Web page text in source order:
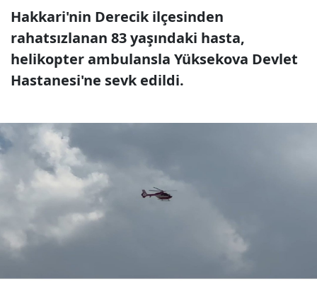
Hakkari'nin Derecik ilçesinden
rahatsızlanan 83 yaşındaki hasta,
helikopter ambulansla Yüksekova Devlet
Hastanesi'ne sevk edildi.